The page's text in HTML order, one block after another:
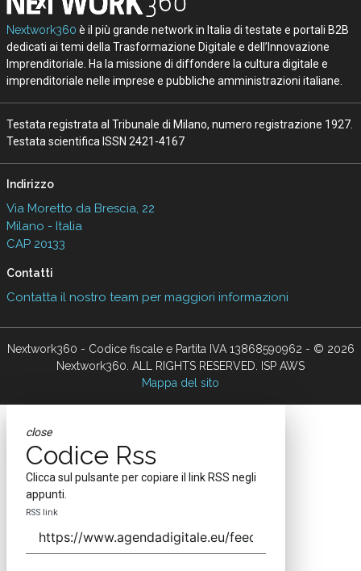
Nextwork360 è il più grande network in Italia di testate e portali B2B
dedicati ai temi della Trasformazione Digitale e dell’Innovazione
Imprenditoriale. Ha la missione di diffondere la cultura digitale e
imprenditoriale nelle imprese e pubbliche amministrazioni italiane.
Testata registrata al Tribunale di Milano, numero registrazione 1927.
Testata scientifica ISSN 2421-4167
Indirizzo
Via Moretto da Brescia, 22
Milano - Italia
CAP 20133
Contatti
Contatta il nostro team per maggiori informazioni
Nextwork360 - Codice fiscale e Partita IVA 13868590962 - © 2026
Nextwork360. ALL RIGHTS RESERVED. ISP AWS
Mappa del sito
close
Codice Rss
Clicca sul pulsante per copiare il link RSS negli
appunti.
RSS link